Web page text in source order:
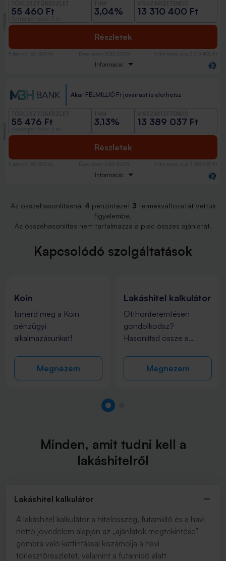
PROMÓCIÓ
55 460 Ft 3,04% 13 310 400 Ft
Részletek
Futamidő : 60-300 hó Éves kamat: 3,00-3,00% Hitel teljes díja : 3 310 400 Ft
Információ
PROMÓCIÓ
Akár FÉLMILLIÓ Ft jóváírást is elérhetsz
55 476 Ft 3,13% 13 389 037 Ft
Részletek
Futamidő : 60-300 hó Éves kamat: 2,89-3,00% Hitel teljes díja : 3 389 037 Ft
Információ
Az összehasonlításnál 4 pénzintézet 3 termékváltozatát vettük
figyelembe.
Az összehasonlítás nem tartalmazza a piac összes ajánlatát.
Kapcsolódó szolgáltatások
Koin
Ismerd meg a Koin
pénzügyi
alkalmazásunkat!
Megnézem
Lakáshitel kalkulátor
Otthonteremtésen
gondolkodsz?
Hasonlítsd össze a
ajánlatait és találd meg a
Számodra
Megnézem
Minden, amit tudni kell a
lakáshitelről
Lakáshitel kalkulátor
A lakáshitel kalkulátor a hitelösszeg, futamidő és a havi
nettó jövedelem alapján az „ajánlatok megtekintése”
gombra való kattintással kiszámolja a havi
törlesztőrészletet, valamint a futamidő alatt